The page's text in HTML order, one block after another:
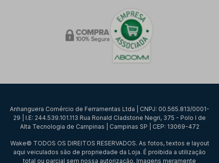
Anhanguera Comércio de Ferramentas Ltda | CNPJ: 00.565.813/0001-
29 | I.E: 244.539.101.113 Rua Ronald Cladstone Negri, 375 - Polo I de
Alta Tecnologia de Campinas | Campinas SP | CEP: 13069-472
Wake© TODOS OS DIREITOS RESERVADOS. As fotos, textos e layout
aqui veiculados são de propriedade da Loja. É proibida a utilização
total ou parcial sem nossa autorização. Imagens meramente